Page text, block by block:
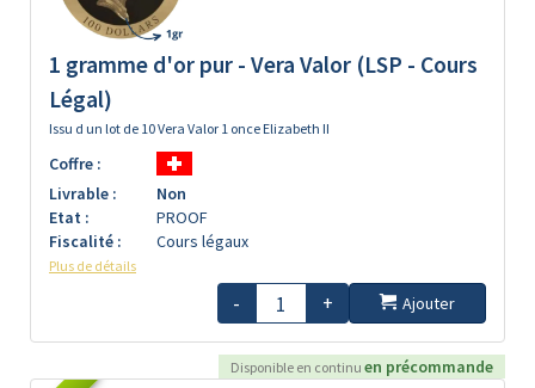
1 gramme d'or pur - Vera Valor (LSP - Cours
Légal)
Issu d un lot de 10 Vera Valor 1 once Elizabeth II
Coffre :
Livrable :
Non
Etat :
PROOF
Fiscalité :
Cours légaux
Plus de détails
- + Ajouter
Disponible en continu en précommande